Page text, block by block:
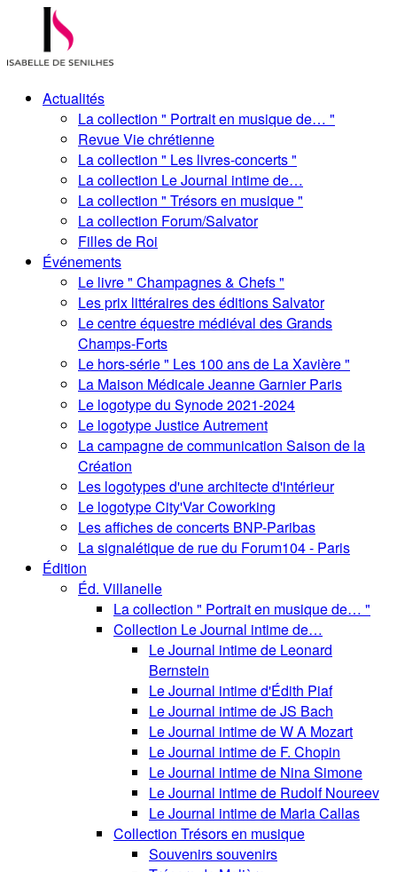
Actualités
La collection " Portrait en musique de… "
Revue Vie chrétienne
La collection " Les livres-concerts "
La collection Le Journal intime de…
La collection " Trésors en musique "
La collection Forum/Salvator
Filles de Roi
Événements
Le livre " Champagnes & Chefs "
Les prix littéraires des éditions Salvator
Le centre équestre médiéval des Grands
Champs-Forts
Le hors-série " Les 100 ans de La Xavière "
La Maison Médicale Jeanne Garnier Paris
Le logotype du Synode 2021-2024
Le logotype Justice Autrement
La campagne de communication Saison de la
Création
Les logotypes d'une architecte d'intérieur
Le logotype City'Var Coworking
Les affiches de concerts BNP-Paribas
La signalétique de rue du Forum104 - Paris
Édition
Éd. Villanelle
La collection " Portrait en musique de… "
Collection Le Journal intime de…
Le Journal intime de Leonard
Bernstein
Le Journal intime d'Édith Piaf
Le Journal intime de JS Bach
Le Journal intime de W A Mozart
Le Journal intime de F. Chopin
Le Journal intime de Nina Simone
Le Journal intime de Rudolf Noureev
Le Journal intime de Maria Callas
Collection Trésors en musique
Souvenirs souvenirs